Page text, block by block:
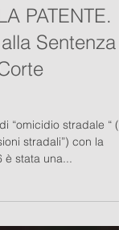
E
PATENTE.
Sentenza
“omicidio stradale “ (e